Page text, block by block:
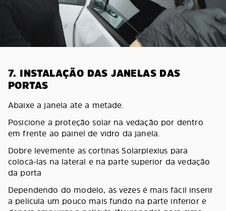
7. INSTALAÇÃO DAS JANELAS DAS
PORTAS
Abaixe a janela ate a metade.
Posicione a proteção solar na vedação por dentro
em frente ao painel de vidro da janela.
Dobre levemente as cortinas Solarplexius para
colocá-las na lateral e na parte superior da vedação
da porta
Dependendo do modelo, às vezes é mais fácil inserir
a película um pouco mais fundo na parte inferior e